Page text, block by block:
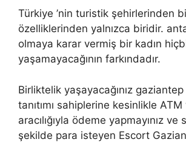
Türkiye ’nin turistik şehirlerinden
özelliklerinden yalnızca biridir.
olmaya karar vermiş bir kadın
yaşamayacağının farkındadır.
Birliktelik yaşayacağınız
tanıtımı sahiplerine kesinlikle
aracılığıyla ödeme yapmayınız ve
şekilde para isteyen Escort